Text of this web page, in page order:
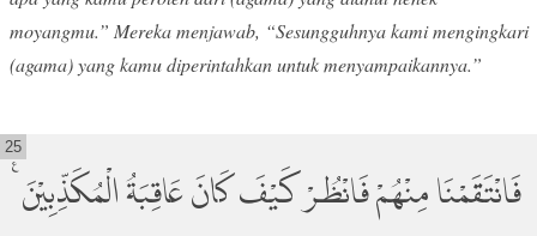
moyangmu.” Mereka menjawab, “Sesungguhnya kami mengingkari
(agama) yang kamu diperintahkan untuk menyampaikannya.”
فَانْتَقَمْنَا مِنْهُمْ فَانْظُرْ كَيْفَ كَانَ عَاقِبَةُ الْمُكَذِّبِيْنَ ࣖ
25